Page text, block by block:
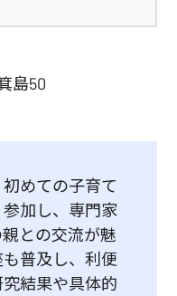
島50
めての子育て
加し、専門家
との交流が魅
普及し、利便
結果や具体的